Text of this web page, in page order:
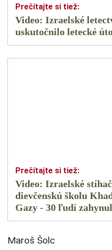
Video: Izraelské
uskutočnilo letecké
Video: Izraelské
dievčenskú školu
Gazy - 30 ľudí
Maroš Šolc